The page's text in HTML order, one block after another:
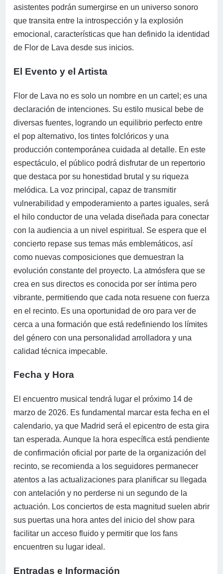
asistentes podrán sumergirse en un universo sonoro
que transita entre la introspección y la explosión
emocional, características que han definido la identidad
de Flor de Lava desde sus inicios.
El Evento y el Artista
Flor de Lava no es solo un nombre en un cartel; es una
declaración de intenciones. Su estilo musical bebe de
diversas fuentes, logrando un equilibrio perfecto entre
el pop alternativo, los tintes folclóricos y una
producción contemporánea cuidada al detalle. En este
espectáculo, el público podrá disfrutar de un repertorio
que destaca por su honestidad brutal y su riqueza
melódica. La voz principal, capaz de transmitir
vulnerabilidad y empoderamiento a partes iguales, será
el hilo conductor de una velada diseñada para conectar
con la audiencia a un nivel espiritual. Se espera que el
concierto repase sus temas más emblemáticos, así
como nuevas composiciones que demuestran la
evolución constante del proyecto. La atmósfera que se
crea en sus directos es conocida por ser íntima pero
vibrante, permitiendo que cada nota resuene con fuerza
en el recinto. Es una oportunidad de oro para ver de
cerca a una formación que está redefiniendo los límites
del género con una personalidad arrolladora y una
calidad técnica impecable.
Fecha y Hora
El encuentro musical tendrá lugar el próximo 14 de
marzo de 2026. Es fundamental marcar esta fecha en el
calendario, ya que Madrid será el epicentro de esta gira
tan esperada. Aunque la hora específica está pendiente
de confirmación oficial por parte de la organización del
recinto, se recomienda a los seguidores permanecer
atentos a las actualizaciones para planificar su llegada
con antelación y no perderse ni un segundo de la
actuación. Los conciertos de esta magnitud suelen abrir
sus puertas una hora antes del inicio del show para
facilitar un acceso fluido y permitir que los fans
encuentren su lugar ideal.
Entradas e Información